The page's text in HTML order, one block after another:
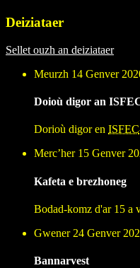
Deiziataer
Sellet ouzh an deiziataer
Meurzh 14 Genver
Doioù digor an
Dorioù digor en ISFEC
Mercʼher 15 Genver
Kafeta e brezhoneg
Bodad-komz d'ar 15 a
Gwener 24 Genver
Bannarvest